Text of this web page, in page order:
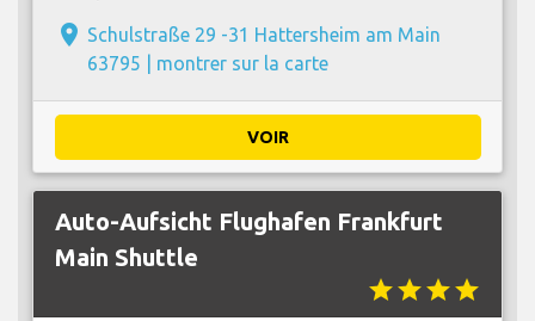
place Schulstraße 29 -31 Hattersheim am Main
63795 | montrer sur la carte
VOIR
Auto-Aufsicht Flughafen Frankfurt
Main Shuttle
starstarstarstar